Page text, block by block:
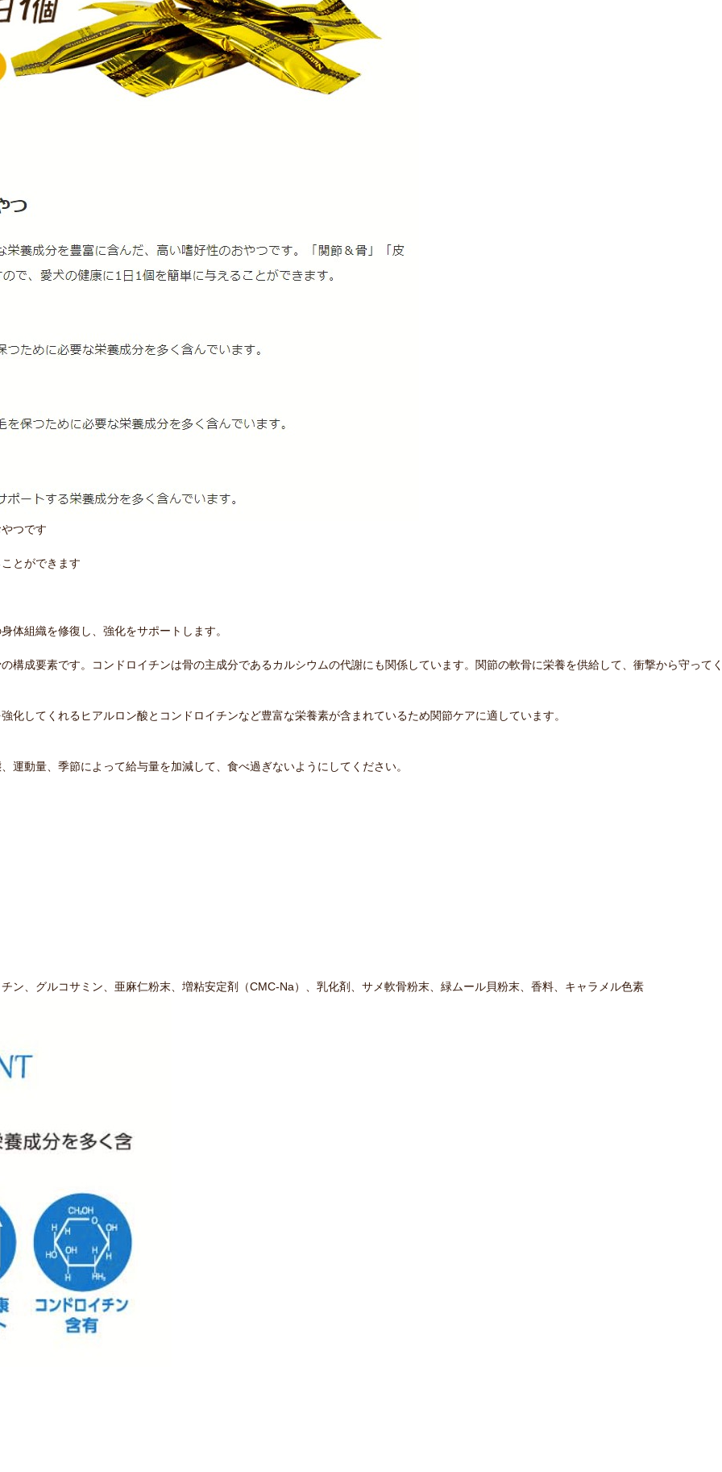
つです
とができます
体組織を修復し、強化をサポートします。
構成要素です。コンドロイチンは骨の主成分であるカルシウムの代謝にも関係しています。関節の軟骨に栄養を供給して、衝撃から守って
してくれるヒアルロン酸とコンドロイチンなど豊富な栄養素が含まれているため関節ケアに適しています。
動量、季節によって給与量を加減して、食べ過ぎないようにしてください。
ン、グルコサミン、亜麻仁粉末、増粘安定剤（CMC-Na）、乳化剤、サメ軟骨粉末、緑ムール貝粉末、香料、キャラメル色素